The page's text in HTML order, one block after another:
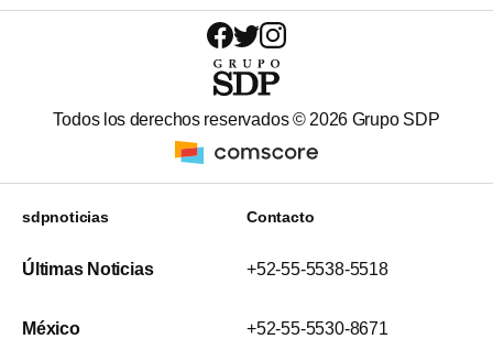
Todos los derechos reservados © 2026 Grupo SDP
sdpnoticias
Últimas Noticias
México
Contacto
+52-55-5538-5518
+52-55-5530-8671